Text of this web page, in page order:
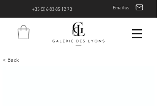
+33 (0) 6 83 85 12 73 Email us
< Back